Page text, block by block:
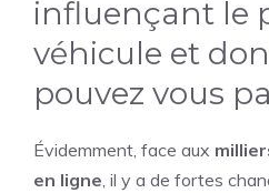
influençant le
véhicule et
pouvez vous
Évidemment, face aux
en ligne, il y a de fortes